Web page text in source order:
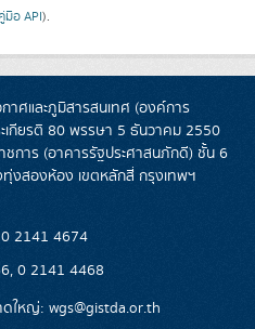
คู่มือ API).
าศและภูมิสารสนเทศ (องค์การ
เกียรติ 80 พรรษา 5 ธันวาคม 2550
ชการ (อาคารรัฐประศาสนภักดี) ชั้น 6
งสองห้อง เขตหลักสี่ กรุงเทพฯ
2141 4674
0 2141 4468
ใหญ่: wgs@gistda.or.th